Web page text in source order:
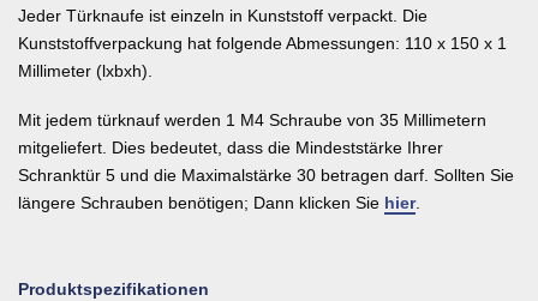
Jeder Türknaufe ist einzeln in Kunststoff verpackt. Die
Kunststoffverpackung hat folgende Abmessungen: 110 x 150 x 1
Millimeter (lxbxh).
Mit jedem türknauf werden 1 M4 Schraube von 35 Millimetern
mitgeliefert. Dies bedeutet, dass die Mindeststärke Ihrer
Schranktür 5 und die Maximalstärke 30 betragen darf. Sollten Sie
längere Schrauben benötigen; Dann klicken Sie hier.
Produktspezifikationen